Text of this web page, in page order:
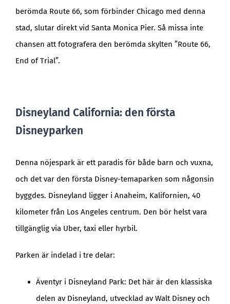
berömda Route 66, som förbinder Chicago med denna
stad, slutar direkt vid Santa Monica Pier. Så missa inte
chansen att fotografera den berömda skylten ”Route 66,
End of Trial”.
Disneyland California: den första
Disneyparken
Denna nöjespark är ett paradis för både barn och vuxna,
och det var den första Disney-temaparken som någonsin
byggdes. Disneyland ligger i Anaheim, Kalifornien, 40
kilometer från Los Angeles centrum. Den bör helst vara
tillgänglig via Uber, taxi eller hyrbil.
Parken är indelad i tre delar:
Äventyr i Disneyland Park: Det här är den klassiska
delen av Disneyland, utvecklad av Walt Disney och